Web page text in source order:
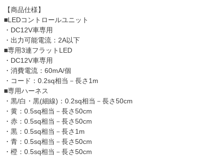
【商品仕様】
■LEDコントロールユニット
・DC12V車専用
・出力可能電流：2A以下
■専用3連フラットLED
・DC12V車専用
・消費電流：60mA/個
・コード：0.2sq相当－長さ1m
■専用ハーネス
・黒/白・黒(細線)：0.2sq相当－長さ50cm
・黄：0.5sq相当－長さ50cm
・赤：0.5sq相当－長さ50cm
・黒：0.5sq相当－長さ1m
・青：0.5sq相当－長さ50cm
・橙：0.5sq相当－長さ50cm